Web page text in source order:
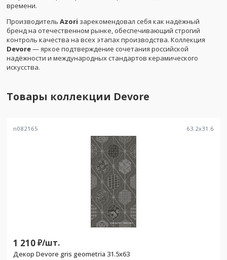
времени.
Производитель Azori зарекомендовал себя как надёжный
бренд на отечественном рынке, обеспечивающий строгий
контроль качества на всех этапах производства. Коллекция
Devore— яркое подтверждение сочетания российской
надёжности и международных стандартов керамического
искусства.
Товары коллекции Devore
n082165 63.2x31.6
1 210₽/шт.
Декор Devore gris geometria 31.5x63